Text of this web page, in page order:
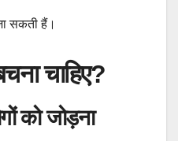
सकती हैं।
चाहिए?
को जोड़ना